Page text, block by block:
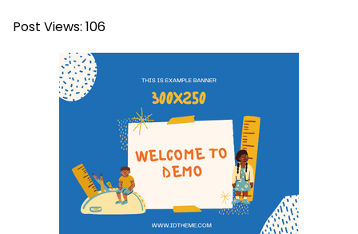
Post Views: 106